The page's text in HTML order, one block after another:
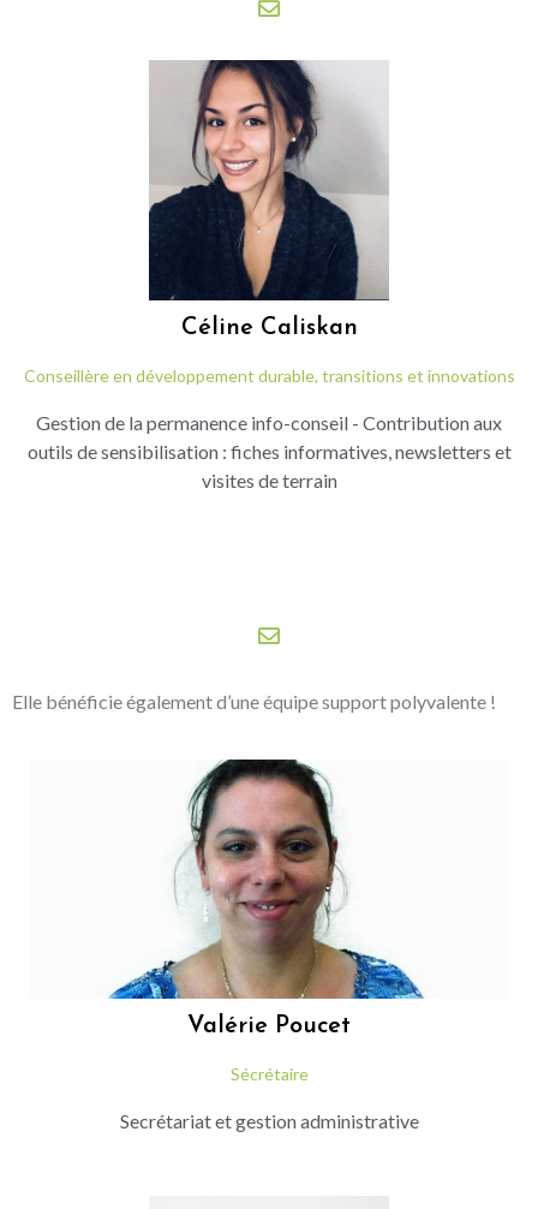
Céline Caliskan
Conseillère en développement durable, transitions et innovations
Gestion de la permanence info-conseil - Contribution aux
outils de sensibilisation : fiches informatives, newsletters et
visites de terrain
Elle bénéficie également d’une équipe support polyvalente !
Valérie Poucet
Sécrétaire
Secrétariat et gestion administrative